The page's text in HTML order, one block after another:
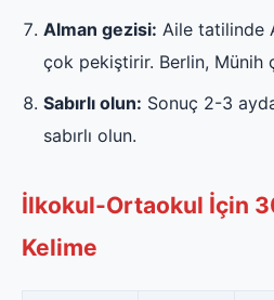
Alman gezisi: Aile tatilinde
çok pekiştirir. Berlin, Münih
Sabırlı olun: Sonuç 2-3
sabırlı olun.
İlkokul-Ortaokul İçin
Kelime